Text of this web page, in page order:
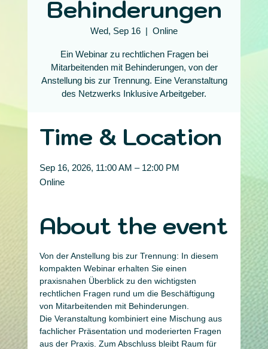
Behinderungen
Wed, Sep 16
  |
Online
Ein Webinar zu rechtlichen Fragen bei
Mitarbeitenden mit Behinderungen, von der
Anstellung bis zur Trennung. Eine Veranstaltung
des Netzwerks Inklusive Arbeitgeber.
Time & Location
Sep 16, 2026, 11:00 AM – 12:00 PM
Online
About the event
Von der Anstellung bis zur Trennung: In diesem
kompakten Webinar erhalten Sie einen
praxisnahen Überblick zu den wichtigsten
rechtlichen Fragen rund um die Beschäftigung
von Mitarbeitenden mit Behinderungen.
Die Veranstaltung kombiniert eine Mischung aus
fachlicher Präsentation und moderierten Fragen
aus der Praxis. Zum Abschluss bleibt Raum für